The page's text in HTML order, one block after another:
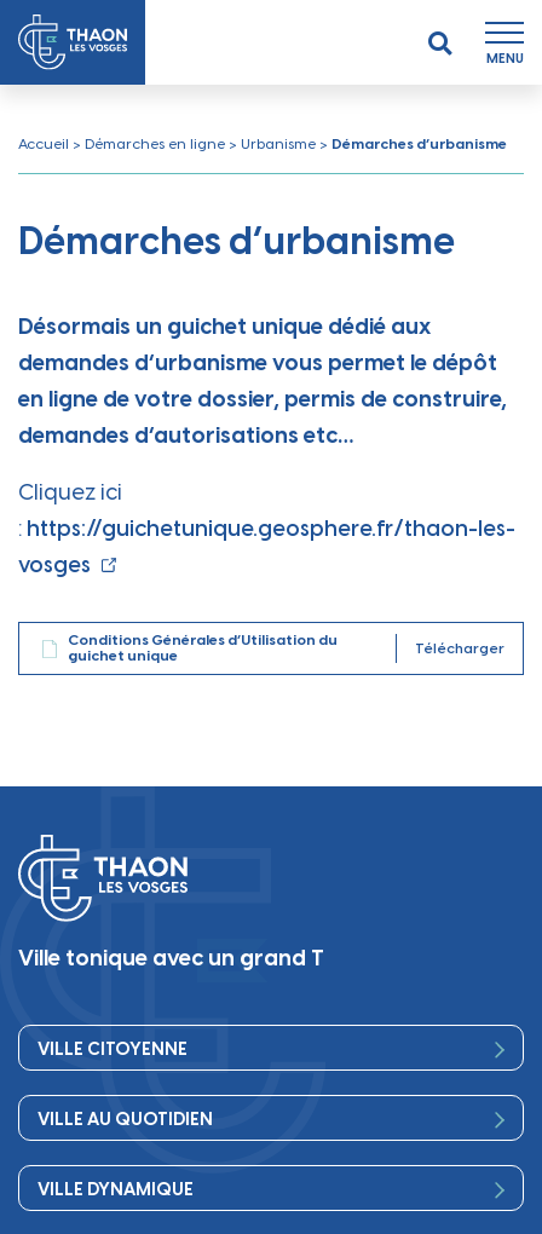
MENU
Accueil > Démarches en ligne > Urbanisme > Démarches d’urbanisme
Démarches d’urbanisme
Désormais un guichet unique dédié aux
demandes d’urbanisme vous permet le dépôt
en ligne de votre dossier, permis de construire,
demandes d’autorisations etc…
Cliquez ici
: https://guichetunique.geosphere.fr/thaon-les-
vosges
Conditions Générales d’Utilisation du
guichet unique
Télécharger
Ville tonique avec un grand T
VILLE CITOYENNE
Conseil Municipal
Les services de la Mairie
Finances
VILLE AU QUOTIDIEN
Petite enfance
VILLE DYNAMIQUE